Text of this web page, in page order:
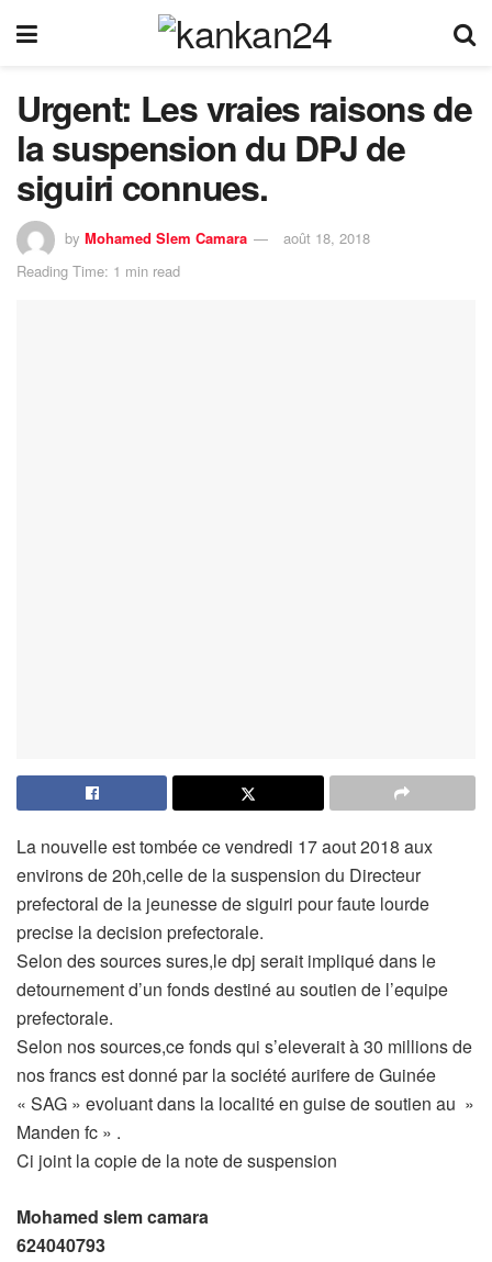
Urgent: Les vraies raisons de
la suspension du DPJ de
siguiri connues.
by Mohamed Slem Camara
août 18, 2018
Reading Time: 1 min read
La nouvelle est tombée ce vendredi 17 aout 2018 aux
environs de 20h,celle de la suspension du Directeur
prefectoral de la jeunesse de siguiri pour faute lourde
precise la decision prefectorale.
Selon des sources sures,le dpj serait impliqué dans le
detournement d’un fonds destiné au soutien de l’equipe
prefectorale.
Selon nos sources,ce fonds qui s’eleverait à 30 millions de
nos francs est donné par la société aurifere de Guinée
« SAG » evoluant dans la localité en guise de soutien au »
Manden fc » .
Ci joint la copie de la note de suspension
Mohamed slem camara
624040793